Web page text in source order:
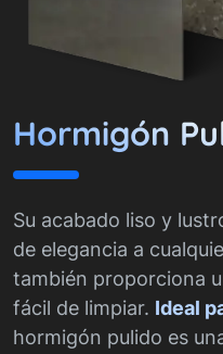
Hormigón
Su acabado liso y
de elegancia a
también proporciona
fácil de limpiar. Ideal
hormigón pulido es